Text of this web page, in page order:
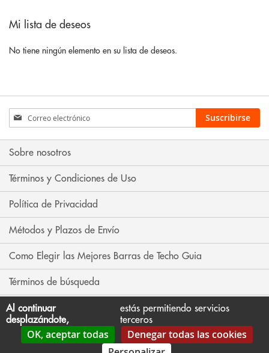
Mi lista de deseos
No tiene ningún elemento en su lista de deseos.
Inscríbase
a
nuestro
boletín
noticias:
Suscribirse
Sobre nosotros
Términos y Condiciones de Uso
Política de Privacidad
Métodos y Plazos de Envío
Como Elegir las Mejores Barras de Techo Guia
Términos de búsqueda
Búsqueda avanzada
Contáctenos
Al continuar
desplazándote,
estás permitiendo servicios
terceros
OK, aceptar todas
Denegar todas las cookies